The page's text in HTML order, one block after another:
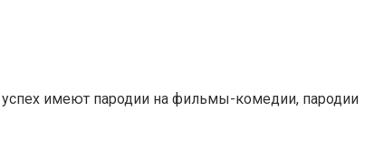
имеют пародии на фильмы-комедии, пародии